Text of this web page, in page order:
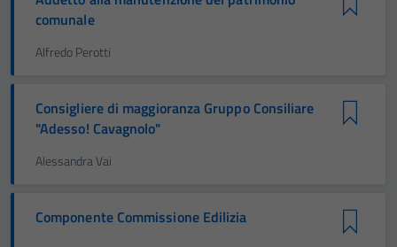
comunale
Alfredo Perotti
Consigliere di maggioranza Gruppo Consiliare
"Adesso! Cavagnolo"
Alessandra Vai
Componente Commissione Edilizia